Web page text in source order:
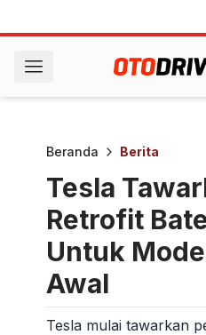
Beranda Berita
Tesla
Retrofit
Untuk
Awal
Tesla mulai tawarkan